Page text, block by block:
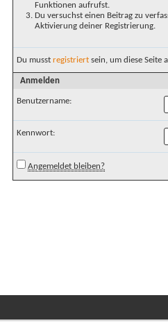
Funktionen aufrufst.
Du versuchst einen Beitrag zu
Aktivierung deiner Registrierung.
Du musst registriert sein, um diese Seite
Anmelden
Benutzername:
Kennwort:
Angemeldet bleiben?